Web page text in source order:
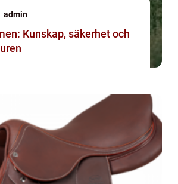
admin
Kunskap, säkerhet och